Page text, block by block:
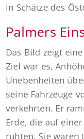
in Schätze des
Palmers
Das Bild zeigt
Ziel war es,
Unebenheiten
seine Fahrzeuge
verkehrten. Er
Erde, die auf
ruhten. Sie waren